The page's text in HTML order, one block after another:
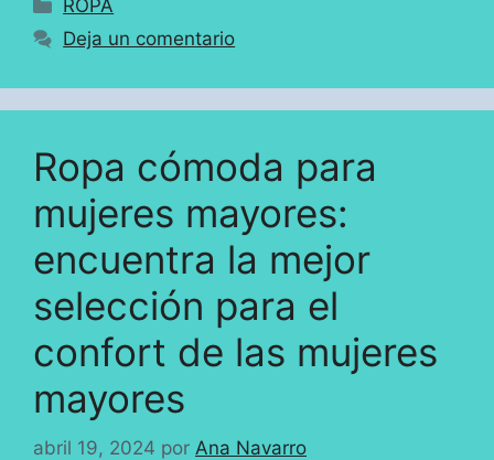
ROPA
Deja un comentario
Ropa cómoda para
mujeres mayores:
encuentra la mejor
selección para el
confort de las mujeres
mayores
abril 19, 2024 por Ana Navarro